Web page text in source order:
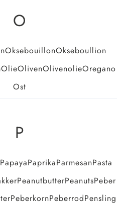
O
OksebouillonOkseboullion
OlieOlivenOlivenolieOregano
Ost
P
PapayaPaprikaParmesanPasta
PeanutbutterPeanutsPeber
PeberkornPeberrodPensling